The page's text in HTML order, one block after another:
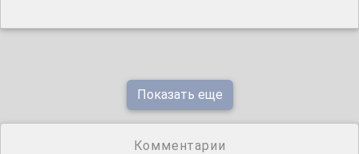
Показать еще
Комментарии